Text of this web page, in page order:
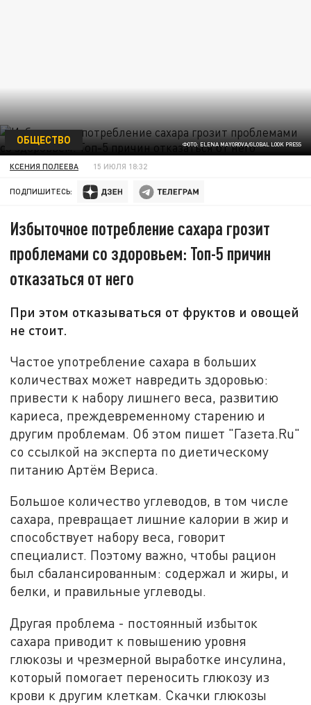
ФОТО: ELENA MAYOROVA/GLOBAL LOOK PRESS
ОБЩЕСТВО
КСЕНИЯ ПОЛЕЕВА 15 ИЮЛЯ 18:32
ПОДПИШИТЕСЬ:
Избыточное потребление сахара грозит
проблемами со здоровьем: Топ-5 причин
отказаться от него
При этом отказываться от фруктов и овощей
не стоит.
Частое употребление сахара в больших
количествах может навредить здоровью:
привести к набору лишнего веса, развитию
кариеса, преждевременному старению и
другим проблемам. Об этом пишет "Газета.Ru"
со ссылкой на эксперта по диетическому
питанию Артём Вериса.
Большое количество углеводов, в том числе
сахара, превращает лишние калории в жир и
способствует набору веса, говорит
специалист. Поэтому важно, чтобы рацион
был сбалансированным: содержал и жиры, и
белки, и правильные углеводы.
Другая проблема - постоянный избыток
сахара приводит к повышению уровня
глюкозы и чрезмерной выработке инсулина,
который помогает переносить глюкозу из
крови к другим клеткам. Скачки глюкозы